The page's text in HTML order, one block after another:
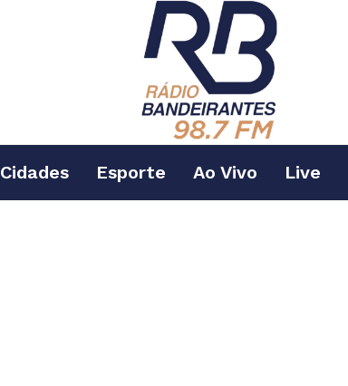
Cidades Esporte Ao Vivo Live